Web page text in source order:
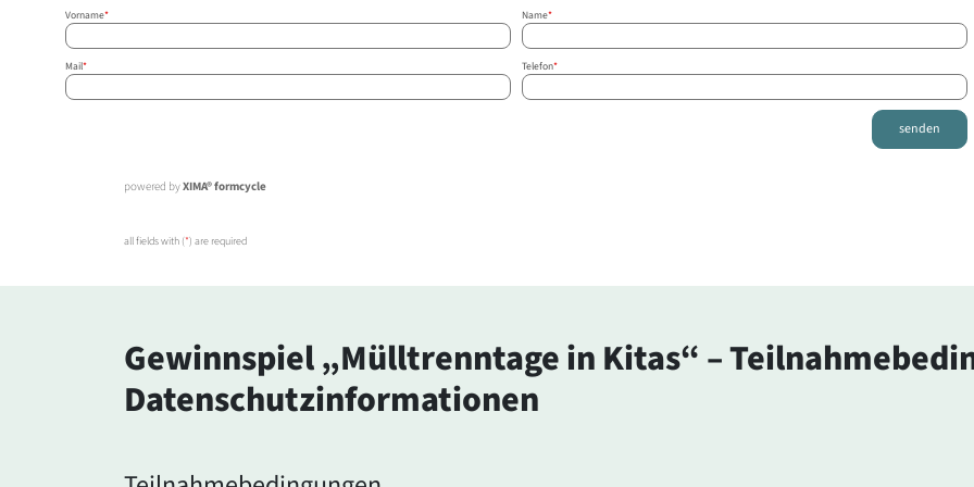
Vorname* Name*
Mail* Telefon*
senden
powered byXIMA® formcycle
all fields with (*) are required
Gewinnspiel „Mülltrenntage in Kitas“ –
Datenschutzinformationen